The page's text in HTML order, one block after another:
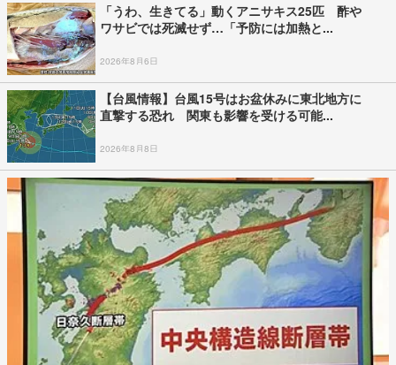
「うわ、生きてる」動くアニサキス25匹 酢や
ワサビでは死滅せず…「予防には加熱と...
2026年8月6日
【台風情報】台風15号はお盆休みに東北地方に
直撃する恐れ 関東も影響を受ける可能...
2026年8月8日